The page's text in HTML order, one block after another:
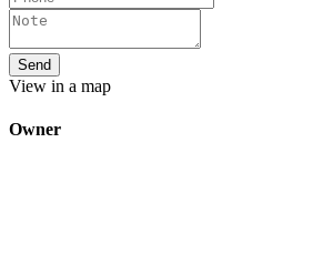
View in a map
Owner